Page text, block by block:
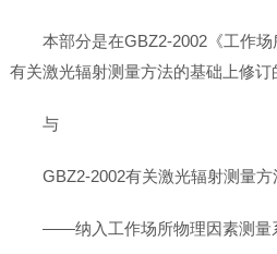
本部分是在GBZ2-2002《工作场
有关激光辐射测量方法的基础上修订
与
GBZ2-2002有关激光辐射测量方
——纳入工作场所物理因素测量